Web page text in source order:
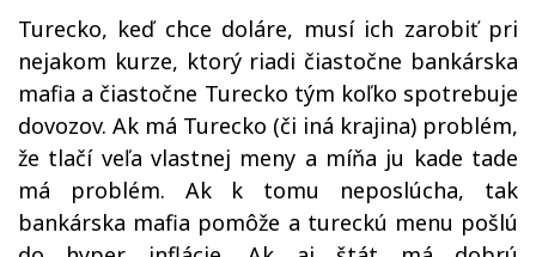
Turecko, keď chce doláre, musí ich zarobiť pri
nejakom kurze, ktorý riadi čiastočne bankárska
mafia a čiastočne Turecko tým koľko spotrebuje
dovozov. Ak má Turecko (či iná krajina) problém,
že tlačí veľa vlastnej meny a míňa ju kade tade
má problém. Ak k tomu neposlúcha, tak
bankárska mafia pomôže a tureckú menu pošlú